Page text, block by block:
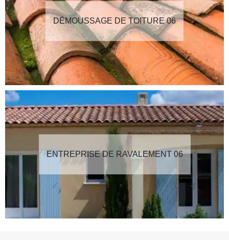
DÉMOUSSAGE DE TOITURE 06
ENTREPRISE DE RAVALEMENT 06